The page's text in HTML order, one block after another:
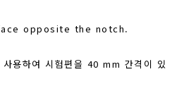
opposite the notch.
사용하여 시험편을 40 mm 간격이 있